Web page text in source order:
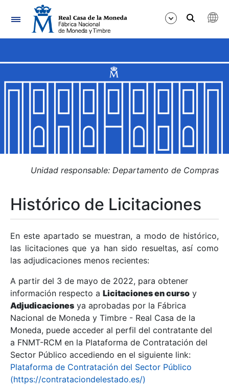
Navegación
Mostrar/Ocultar
Mostrar/Ocultar
Mostrar/Ocultar
Mostrar/Ocultar
Mostrar/Ocultar
Mostrar/Ocultar
Unidad responsable: Departamento de Compras
Histórico de Licitaciones
En este apartado se muestran, a modo de histórico,
las licitaciones que ya han sido resueltas, así como
las adjudicaciones menos recientes:
A partir del 3 de mayo de 2022, para obtener
información respecto a Licitaciones en curso y
Adjudicaciones ya aprobadas por la Fábrica
Nacional de Moneda y Timbre - Real Casa de la
Moneda, puede acceder al perfil del contratante del
a FNMT-RCM en la Plataforma de Contratación del
Sector Público accediendo en el siguiente link:
Plataforma de Contratación del Sector Público
(https://contrataciondelestado.es/)